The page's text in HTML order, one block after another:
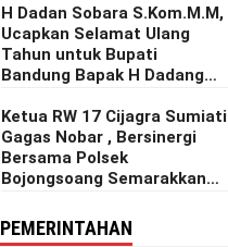
H Dadan Sobara S.Kom.M.M,
Ucapkan Selamat Ulang
Tahun untuk Bupati
Bandung Bapak H Dadang
Ketua RW 17 Cijagra Sumiati
Gagas Nobar , Bersinergi
Bersama Polsek
Bojongsoang Semarakkan
PEMERINTAHAN